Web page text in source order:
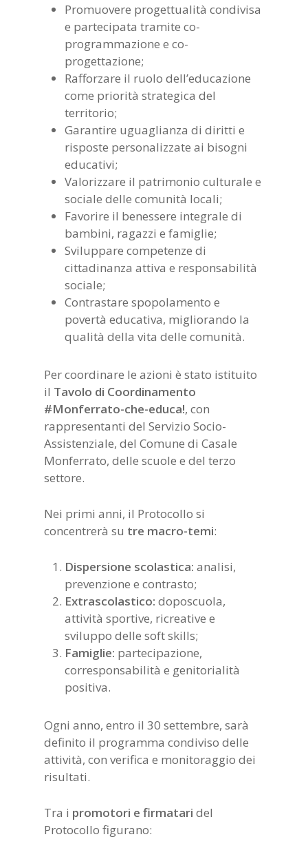
Promuovere progettualità condivisa
e partecipata tramite co-
programmazione e co-
progettazione;
Rafforzare il ruolo dell’educazione
come priorità strategica del
territorio;
Garantire uguaglianza di diritti e
risposte personalizzate ai bisogni
educativi;
Valorizzare il patrimonio culturale e
sociale delle comunità locali;
Favorire il benessere integrale di
bambini, ragazzi e famiglie;
Sviluppare competenze di
cittadinanza attiva e responsabilità
sociale;
Contrastare spopolamento e
povertà educativa, migliorando la
qualità della vita delle comunità.
Per coordinare le azioni è stato istituito
il Tavolo di Coordinamento
#Monferrato-che-educa!, con
rappresentanti del Servizio Socio-
Assistenziale, del Comune di Casale
Monferrato, delle scuole e del terzo
settore.
Nei primi anni, il Protocollo si
concentrerà su tre macro-temi:
Dispersione scolastica: analisi,
prevenzione e contrasto;
Extrascolastico: doposcuola,
attività sportive, ricreative e
sviluppo delle soft skills;
Famiglie: partecipazione,
corresponsabilità e genitorialità
positiva.
Ogni anno, entro il 30 settembre, sarà
definito il programma condiviso delle
attività, con verifica e monitoraggio dei
risultati.
Tra i promotori e firmatari del
Protocollo figurano: